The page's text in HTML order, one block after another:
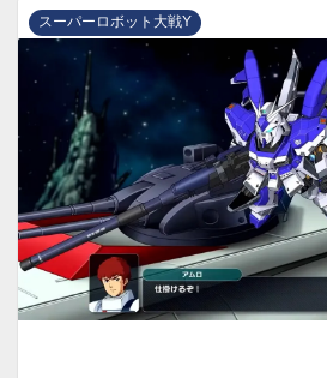
スーパーロボット大戦Y